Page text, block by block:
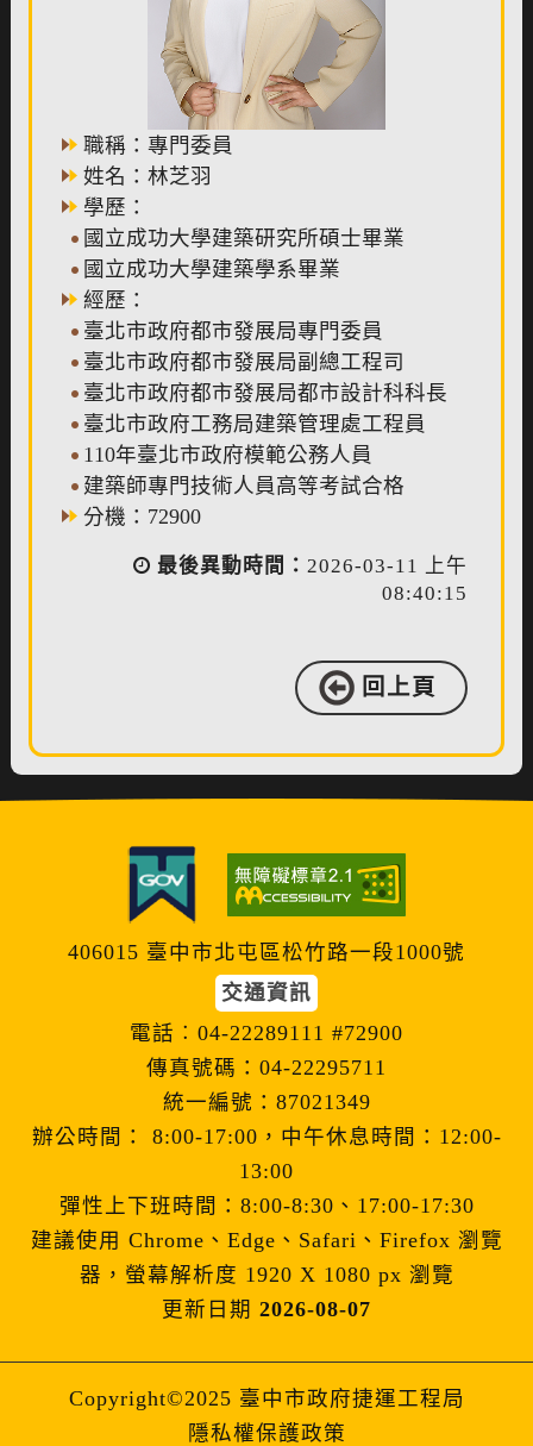
職稱：專門委員
姓名：林芝羽
學歷：
國立成功大學建築研究所碩士畢業
國立成功大學建築學系畢業
經歷：
臺北市政府都市發展局專門委員
臺北市政府都市發展局副總工程司
臺北市政府都市發展局都市設計科科長
臺北市政府工務局建築管理處工程員
110年臺北市政府模範公務人員
建築師專門技術人員高等考試合格
分機：72900
最後異動時間： 2026-03-11 上午
08:40:15
回上頁
406015 臺中市北屯區松竹路一段1000號
交通資訊
電話︰04-22289111 #72900
傳真號碼：04-22295711
統一編號：87021349
辦公時間： 8:00-17:00，中午休息時間：12:00-
13:00
彈性上下班時間：8:00-8:30、17:00-17:30
建議使用 Chrome、Edge、Safari、Firefox 瀏覽
器，螢幕解析度 1920 X 1080 px 瀏覽
更新日期 2026-08-07
Copyright©2025 臺中市政府捷運工程局
隱私權保護政策